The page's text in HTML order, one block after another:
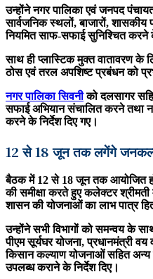
उन्होंने नगर पालिका एवं जनपद
सार्वजनिक स्थलों, बाजारों,
नियमित साफ-सफाई सुनिश्चित करने
साथ ही प्लास्टिक मुक्त वातावरण
ठोस एवं तरल अपशिष्ट प्रबंधन को
नगर पालिका सिवनीको दलसागर
सफाई अभियान संचालित करने तथा
करने के निर्देश दिए गए।
12 से 18 जून तक लगेंगे
बैठक में 12 से 18 जून तक आयोजित
की समीक्षा करते हुए कलेक्टर श्रीमती
शासन की योजनाओं का लाभ पात्र
उन्होंने सभी विभागों को समन्वय के
पीएम सूर्यघर योजना, प्रधानमंत्री
किसान कल्याण योजनाओं सहित अन्य
उपलब्ध कराने के निर्देश दिए।